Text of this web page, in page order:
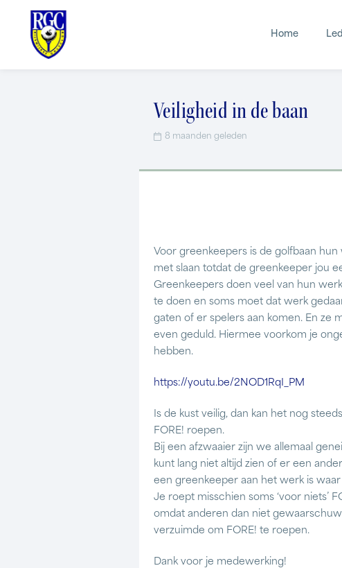
Home
Veiligheid in de baan
8 maanden geleden
Voor greenkeepers is de golfbaan
met slaan totdat de greenkeeper jou
Greenkeepers doen veel van hun
te doen en soms moet dat werk
gaten of er spelers aan komen. En ze
even geduld. Hiermee voorkom je
hebben.
https://youtu.be/2NOD1RqI_PM
Is de kust veilig, dan kan het nog
FORE! roepen.
Bij een afzwaaier zijn we allemaal
kunt lang niet altijd zien of er een
een greenkeeper aan het werk is
Je roept misschien soms ‘voor niets’
omdat anderen dan niet
verzuimde om FORE! te roepen.
Dank voor je medewerking!